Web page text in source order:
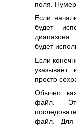
поля.
Если
будет
будет
Если
просто
Обычно
файл.
файл. Для